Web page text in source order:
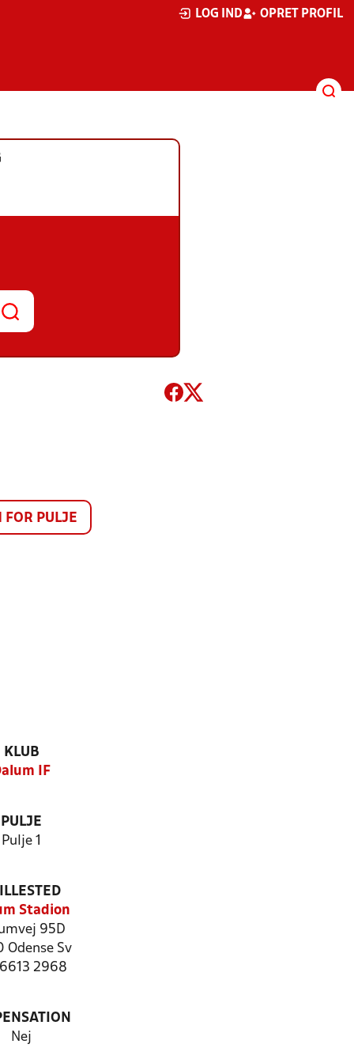
LOG IND OPRET PROFIL
PULJE
KLUB
IF
PULJE
Pulje 1
Stadion
95D
Odense Sv
2968
Nej